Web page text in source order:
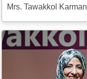
Mrs. Tawakkol Karman